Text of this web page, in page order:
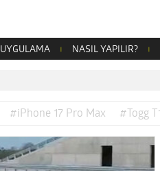
UYGULAMA NASIL YAPILIR?
#iPhone 17 Pro Max #Togg